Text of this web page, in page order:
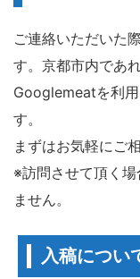
ご連絡いただいた
す。京都市内であ
Googlemeatを利
す。
まずはお気軽にご
※訪問させて頂く
ません。
入稿につい